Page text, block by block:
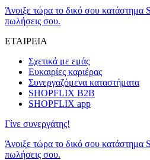
Άνοιξε τώρα το δικό σου κατάστημα
πωλήσεις σου.
ΕΤΑΙΡΕΙΑ
Σχετικά με εμάς
Ευκαιρίες καριέρας
Συνεργαζόμενα καταστήματα
SHOPFLIX B2B
SHOPFLIX app
Γίνε συνεργάτης!
Άνοιξε τώρα το δικό σου κατάστημα
πωλήσεις σου.